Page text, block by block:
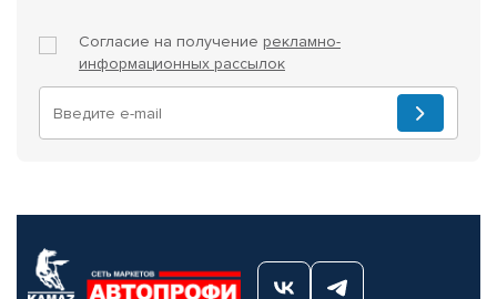
Согласие на получение рекламно-
информационных рассылок